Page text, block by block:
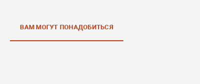
ВАМ МОГУТ ПОНАДОБИТЬСЯ